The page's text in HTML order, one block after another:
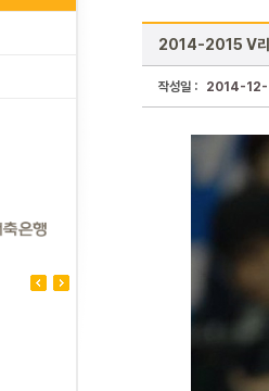
2014-2015 V리
작성일 : 2014-12-